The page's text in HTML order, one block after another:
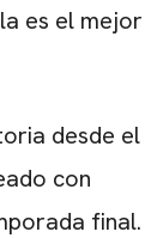
es el mejor
desde el
con
final.